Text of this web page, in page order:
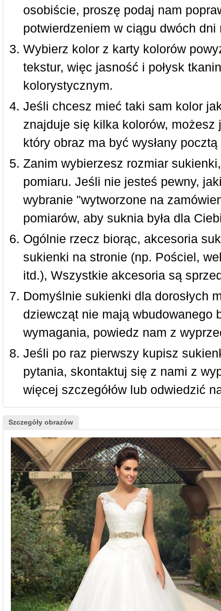
osobiście, proszę podaj nam
potwierdzeniem w ciągu dwóch dni
Wybierz kolor z karty kolorów
tekstur, więc jasność i połysk
kolorystycznym.
Jeśli chcesz mieć taki sam kolor
znajduje się kilka kolorów,
który obraz ma być wysłany
Zanim wybierzesz rozmiar
pomiaru. Jeśli nie jesteś pewny,
wybranie "wytworzone na
pomiarów, aby suknia była dla
Ogólnie rzecz biorąc, akcesoria
sukienki na stronie (np. Pościel,
itd.), Wszystkie akcesoria są
Domyślnie sukienki dla dorosłych
dziewcząt nie mają
wymagania, powiedz nam z
Jeśli po raz pierwszy kupisz
pytania, skontaktuj się z nami z
więcej szczegółów lub odwiedzić
Szczegóły obrazów